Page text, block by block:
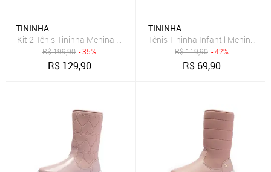
TININHA
Kit 2 Tênis Tininha Menina Casual Preto e Rosa
R$199,90 - 35%
R$ 129,90
TININHA
Tênis Tininha Infantil Menina
R$119,90 - 42%
R$ 69,90